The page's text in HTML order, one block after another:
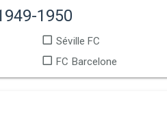
1950
Séville FC
FC Barcelone